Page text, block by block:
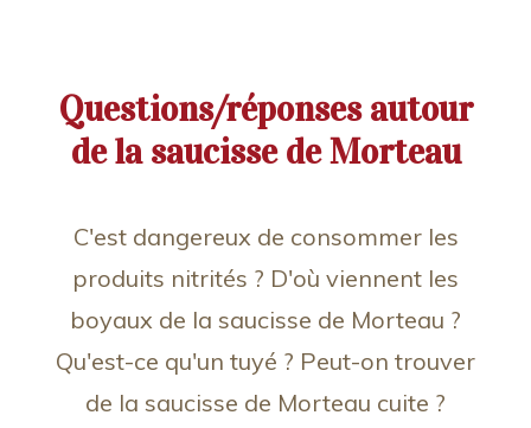
Questions/réponses autour
de la saucisse de Morteau
C'est dangereux de consommer les
produits nitrités ? D'où viennent les
boyaux de la saucisse de Morteau ?
Qu'est-ce qu'un tuyé ? Peut-on trouver
de la saucisse de Morteau cuite ?